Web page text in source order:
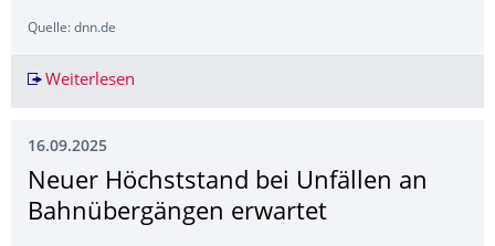
Quelle: dnn.de
Weiterlesen
16.09.2025
Neuer Höchststand bei Unfällen an
Bahnübergängen erwartet